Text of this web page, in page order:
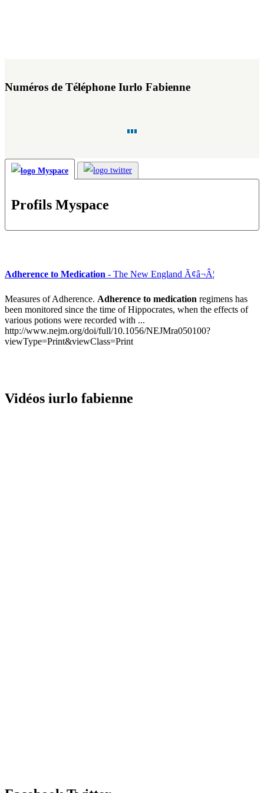
Numéros de Téléphone Iurlo Fabienne
Profils Myspace
Adherence to Medication - The New England Ã¢â¬Â¦
Measures of Adherence. Adherence to medication regimens has
been monitored since the time of Hippocrates, when the effects of
various potions were recorded with ...
http://www.nejm.org/doi/full/10.1056/NEJMra050100?
viewType=Print&viewClass=Print
Vidéos iurlo fabienne